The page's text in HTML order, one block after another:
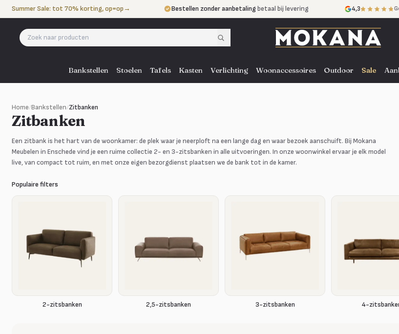
Naar de inhoud
Summer Sale: tot 70% korting, op=op→ Bestellen zonder aanbetaling betaal bij levering
Eigen bezorgdienst door heel NL, BE en DE
4,3
Bankstellen Stoelen Tafels Kasten Verlichting Woonaccessoires Outdoor Sale
Home/Bankstellen/Zitbanken
Zitbanken
Een zitbank is het hart van de woonkamer: de plek waar je neerploft na een lange dag en waar bezoek aanschuift. Bij Mokana
Meubelen in Enschede vind je een ruime collectie 2- en 3-zitsbanken in alle uitvoeringen. In onze woonwinkel ervaar je elk model
live, van compact tot ruim, en met onze eigen bezorgdienst plaatsen we de bank tot in de kamer.
Populaire filters
2-zitsbanken 2,5-zitsbanken 3-zitsbanken 4-